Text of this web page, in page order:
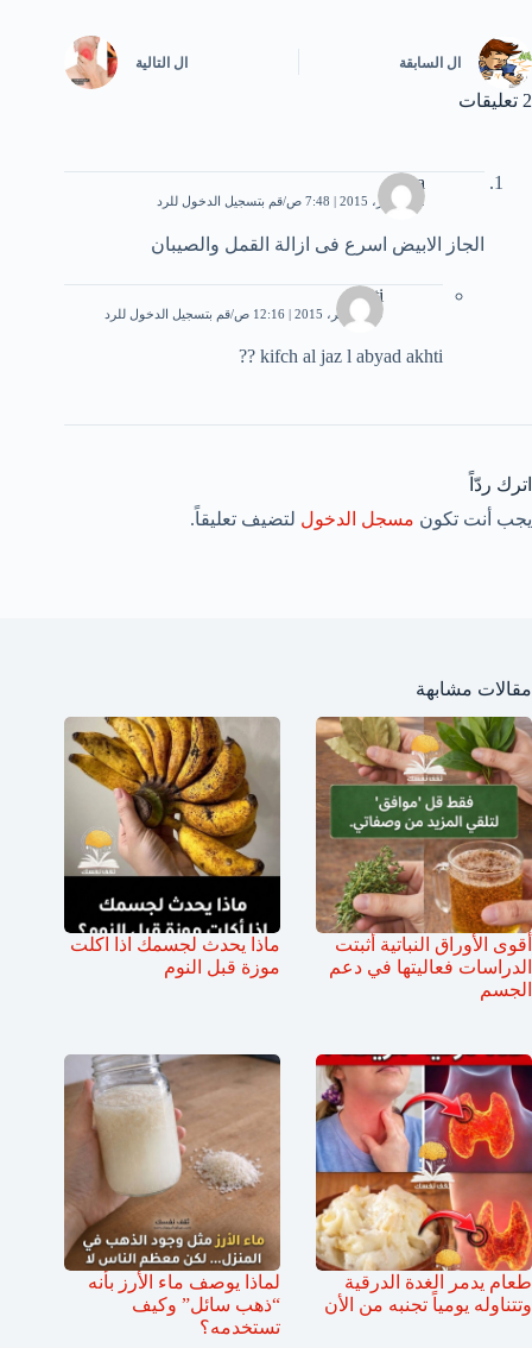
ال السابقة ال التالية
2 تعليقات
soha
22 أكتوبر، 2015 | 7:48 ص قم بتسجيل الدخول للرد
الجاز الابيض اسرع فى ازالة القمل والصيبان
fati
29 نوفمبر، 2015 | 12:16 ص قم بتسجيل الدخول للرد
kifch al jaz l abyad akhti ??
اترك ردّاً
يجب أنت تكون مسجل الدخول لتضيف تعليقاً.
مقالات مشابهة
أقوى الأوراق النباتية أثبتت
الدراسات فعاليتها في دعم
الجسم
ماذا يحدث لجسمك اذا اكلت
موزة قبل النوم
طعام يدمر الغدة الدرقية
وتتناوله يومياً تجنبه من الأن
لماذا يوصف ماء الأرز بأنه
“ذهب سائل” وكيف
تستخدمه؟